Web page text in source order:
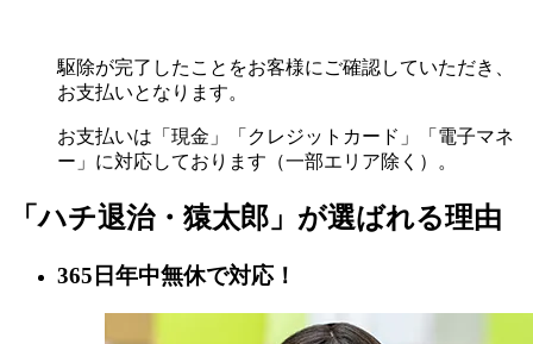
駆除が完了したことをお客様にご確認していただき、
お支払いとなります。
お支払いは「現金」「クレジットカード」「電子マネ
ー」に対応しております（一部エリア除く）。
「ハチ退治・猿太郎」が選ばれる理由
365日年中無休で対応！